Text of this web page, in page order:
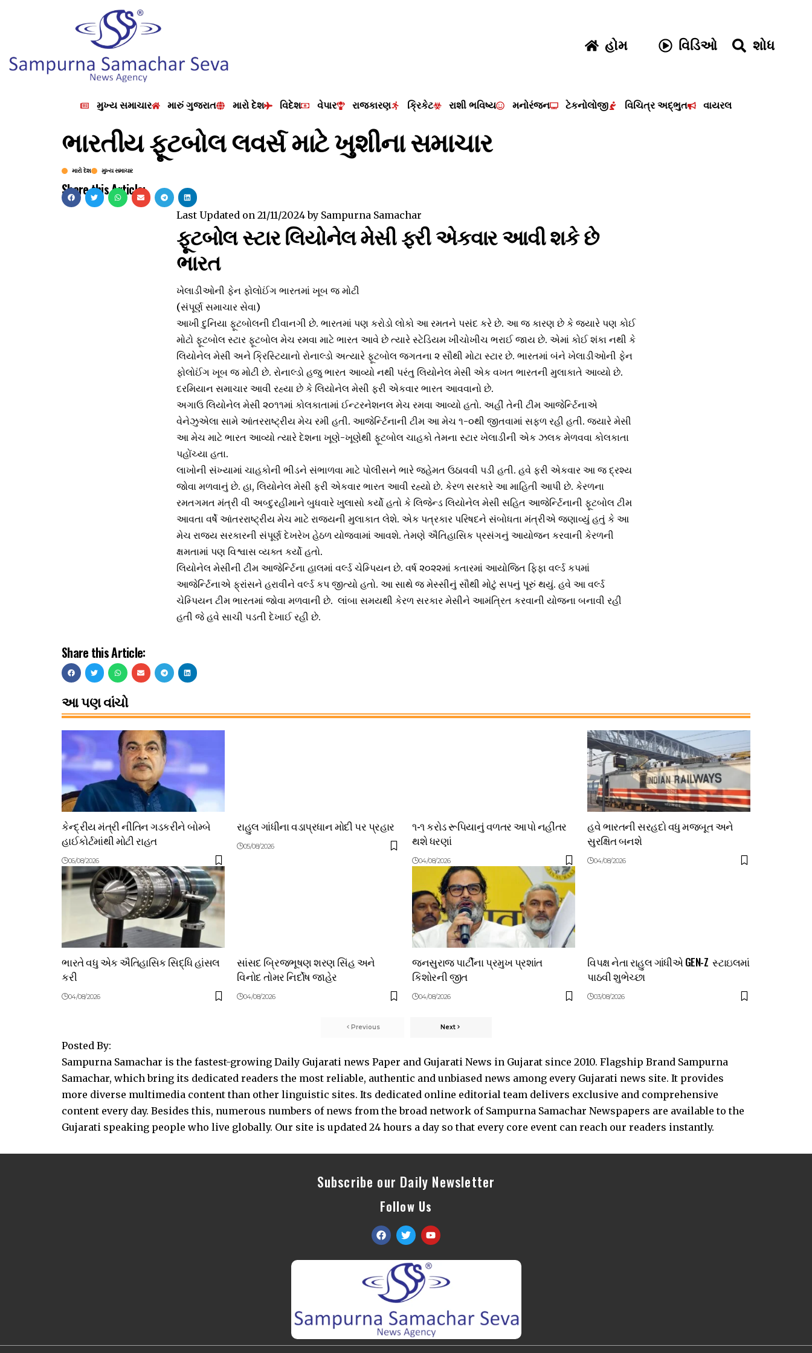
હોમ વિડિઓ શોધ
મુખ્ય સમાચાર મારું ગુજરાત મારો દેશ વિદેશ વેપાર રાજકારણ ક્રિકેટ રાશી ભવિષ્ય મનોરંજન ટેકનોલોજી વિચિત્ર અદ્ભુત વાયરલ
ભારતીય ફૂટબોલ લવર્સ માટે ખુશીના સમાચાર
મારો દેશ મુખ્ય સમાચાર
Share this Article:
Last Updated on 21/11/2024by Sampurna Samachar
ફૂટબોલ સ્ટાર લિયોનેલ મેસી ફરી એકવાર આવી શકે છે
ભારત
ખેલાડીઓની ફેન ફોલોઈંગ ભારતમાં ખૂબ જ મોટી
(સંપૂર્ણ સમાચાર સેવા)
આખી દુનિયા ફૂટબોલની દીવાનગી છે. ભારતમાં પણ કરોડો લોકો આ રમતને પસંદ કરે છે. આ જ કારણ છે કે જ્યારે પણ કોઈ
મોટો ફૂટબોલ સ્ટાર ફૂટબોલ મેચ રમવા માટે ભારત આવે છે ત્યારે સ્ટેડિયમ ખીચોખીચ ભરાઈ જાય છે. એમાં કોઈ શંકા નથી કે
લિયોનેલ મેસી અને ક્રિસ્ટિયાનો રોનાલ્ડો અત્યારે ફૂટબોલ જગતના ૨ સૌથી મોટા સ્ટાર છે. ભારતમાં બંને ખેલાડીઓની ફેન
ફોલોઈંગ ખૂબ જ મોટી છે. રોનાલ્ડો હજુ ભારત આવ્યો નથી પરંતુ લિયોનેલ મેસી એક વખત ભારતની મુલાકાતે આવ્યો છે.
દરમિયાન સમાચાર આવી રહ્યા છે કે લિયોનેલ મેસી ફરી એકવાર ભારત આવવાનો છે.
અગાઉ લિયોનેલ મેસી ૨૦૧૧માં કોલકાતામાં ઈન્ટરનેશનલ મેચ રમવા આવ્યો હતો. અહીં તેની ટીમ આજેર્ન્ટિનાએ
વેનેઝુએલા સામે આંતરરાષ્ટ્રીય મેચ રમી હતી. આજેર્ન્ટિનાની ટીમ આ મેચ ૧-૦થી જીતવામાં સફળ રહી હતી. જ્યારે મેસી
આ મેચ માટે ભારત આવ્યો ત્યારે દેશના ખૂણે-ખૂણેથી ફૂટબોલ ચાહકો તેમના સ્ટાર ખેલાડીની એક ઝલક મેળવવા કોલકાતા
પહોંચ્યા હતા.
લાખોની સંખ્યામાં ચાહકોની ભીડને સંભાળવા માટે પોલીસને ભારે જહેમત ઉઠાવવી પડી હતી. હવે ફરી એકવાર આ જ દ્રશ્ય
જોવા મળવાનું છે. હા, લિયોનેલ મેસી ફરી એકવાર ભારત આવી રહ્યો છે. કેરળ સરકારે આ માહિતી આપી છે. કેરળના
રમતગમત મંત્રી વી અબ્દુરહીમાને બુધવારે ખુલાસો કર્યો હતો કે લિજેન્ડ લિયોનેલ મેસી સહિત આજેર્ન્ટિનાની ફૂટબોલ ટીમ
આવતા વર્ષે આંતરરાષ્ટ્રીય મેચ માટે રાજ્યની મુલાકાત લેશે. એક પત્રકાર પરિષદને સંબોધતા મંત્રીએ જણાવ્યું હતું કે આ
મેચ રાજ્ય સરકારની સંપૂર્ણ દેખરેખ હેઠળ યોજવામાં આવશે. તેમણે ઐતિહાસિક પ્રસંગનું આયોજન કરવાની કેરળની
ક્ષમતામાં પણ વિશ્વાસ વ્યક્ત કર્યો હતો.
લિયોનેલ મેસીની ટીમ આજેર્ન્ટિના હાલમાં વર્લ્ડ ચેમ્પિયન છે. વર્ષ ૨૦૨૨માં કતારમાં આયોજિત ફિફા વર્લ્ડ કપમાં
આજેર્ન્ટિનાએ ફ્રાંસને હરાવીને વર્લ્ડ કપ જીત્યો હતો. આ સાથે જ મેસ્સીનું સૌથી મોટું સપનું પૂરું થયું. હવે આ વર્લ્ડ
ચેમ્પિયન ટીમ ભારતમાં જોવા મળવાની છે. લાંબા સમયથી કેરળ સરકાર મેસીને આમંત્રિત કરવાની યોજના બનાવી રહી
હતી જે હવે સાચી પડતી દેખાઈ રહી છે.
Share this Article:
આ પણ વાંચો
કેન્દ્રીય મંત્રી નીતિન ગડકરીને બોમ્બે
હાઈકોર્ટમાંથી મોટી રાહત
06/08/2026
રાહુલ ગાંધીના વડાપ્રધાન મોદી પર પ્રહાર
05/08/2026
૧-૧ કરોડ રૂપિયાનું વળતર આપો નહીંતર
થશે ધરણાં
04/08/2026
હવે ભારતની સરહદો વધુ મજબૂત અને
સુરક્ષિત બનશે
04/08/2026
ભારતે વધુ એક ઐતિહાસિક સિદ્ધિ હાંસલ
કરી
04/08/2026
સાંસદ બ્રિજભૂષણ શરણ સિંહ અને
વિનોદ તોમર નિર્દોષ જાહેર
04/08/2026
જનસુરાજ પાર્ટીના પ્રમુખ પ્રશાંત
કિશોરની જીત
04/08/2026
વિપક્ષ નેતા રાહુલ ગાંધીએ GEN-Z સ્ટાઇલમાં
પાઠવી શુભેચ્છા
03/08/2026
Previous Next
Posted By:
Sampurna Samachar is the fastest-growing Daily Gujarati news Paper and Gujarati News in Gujarat since 2010. Flagship Brand Sampurna
Samachar, which bring its dedicated readers the most reliable, authentic and unbiased news among every Gujarati news site. It provides
more diverse multimedia content than other linguistic sites. Its dedicated online editorial team delivers exclusive and comprehensive
content every day. Besides this, numerous numbers of news from the broad network of Sampurna Samachar Newspapers are available to the
Gujarati speaking people who live globally. Our site is updated 24 hours a day so that every core event can reach our readers instantly.
Subscribe our Daily Newsletter
Follow Us